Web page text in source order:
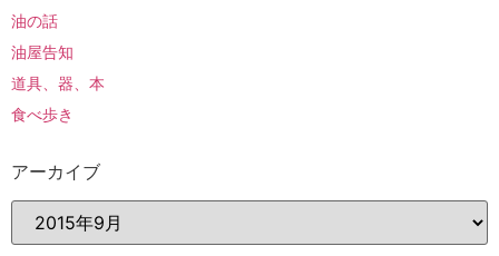
油の話
油屋告知
道具、器、本
食べ歩き
アーカイブ